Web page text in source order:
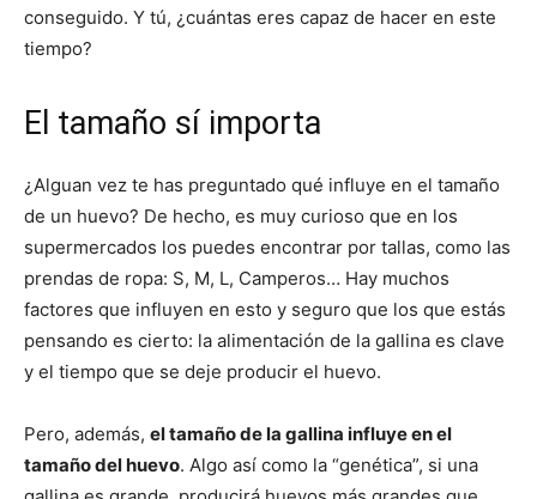
conseguido. Y tú, ¿cuántas eres capaz de hacer en este
tiempo?
El tamaño sí importa
¿Alguan vez te has preguntado qué influye en el tamaño
de un huevo? De hecho, es muy curioso que en los
supermercados los puedes encontrar por tallas, como las
prendas de ropa: S, M, L, Camperos… Hay muchos
factores que influyen en esto y seguro que los que estás
pensando es cierto: la alimentación de la gallina es clave
y el tiempo que se deje producir el huevo.
Pero, además, el tamaño de la gallina influye en el
tamaño del huevo. Algo así como la “genética”, si una